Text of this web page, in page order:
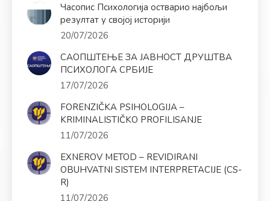
Часопис Психологија остварио најбољи
резултат у својој историји
20/07/2026
САОПШТЕЊЕ ЗА ЈАВНОСТ ДРУШТВА
ПСИХОЛОГА СРБИЈЕ
17/07/2026
FORENZIČKA PSIHOLOGIJA –
KRIMINALISTIČKO PROFILISANJE
11/07/2026
EXNEROV METOD – REVIDIRANI
OBUHVATNI SISTEM INTERPRETACIJE (CS-
R)
11/07/2026